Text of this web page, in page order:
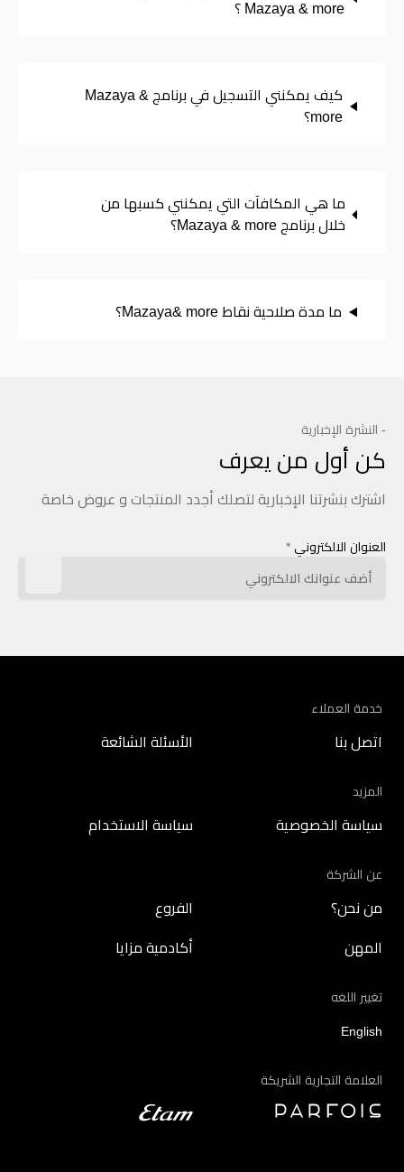
Mazaya & more ؟
كيف يمكنني التسجيل في برنامج Mazaya &
more؟
ما هي المكافآت التي يمكنني كسبها من
خلال برنامج Mazaya & more؟
ما مدة صلاحية نقاط Mazaya& more؟
- النشرة الإخبارية
كن أول من يعرف
اشترك بنشرتنا الإخبارية لتصلك أجدد المنتجات و عروض خاصة
العنوان الالكتروني *
خدمة العملاء
اتصل بنا الأسئلة الشائعة
المزيد
سياسة الخصوصية سياسة الاستخدام
عن الشركة
من نحن؟ الفروع
المهن أكادمية مزايا
تغيير اللغه
English
العلامة التجارية الشريكة